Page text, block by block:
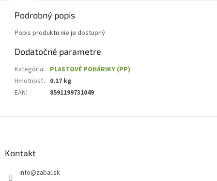
Podrobný popis
Popis produktu nie je dostupný
Dodatočné parametre
Kategória:
PLASTOVÉ POHÁRIKY (PP)
Hmotnosť: 0.17 kg
EAN: 8591199731049
Kontakt
info@zabal.sk